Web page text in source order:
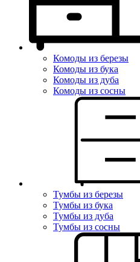
Комоды из березы
Комоды из бука
Комоды из дуба
Комоды из сосны
Тумбы из березы
Тумбы из бука
Тумбы из дуба
Тумбы из сосны